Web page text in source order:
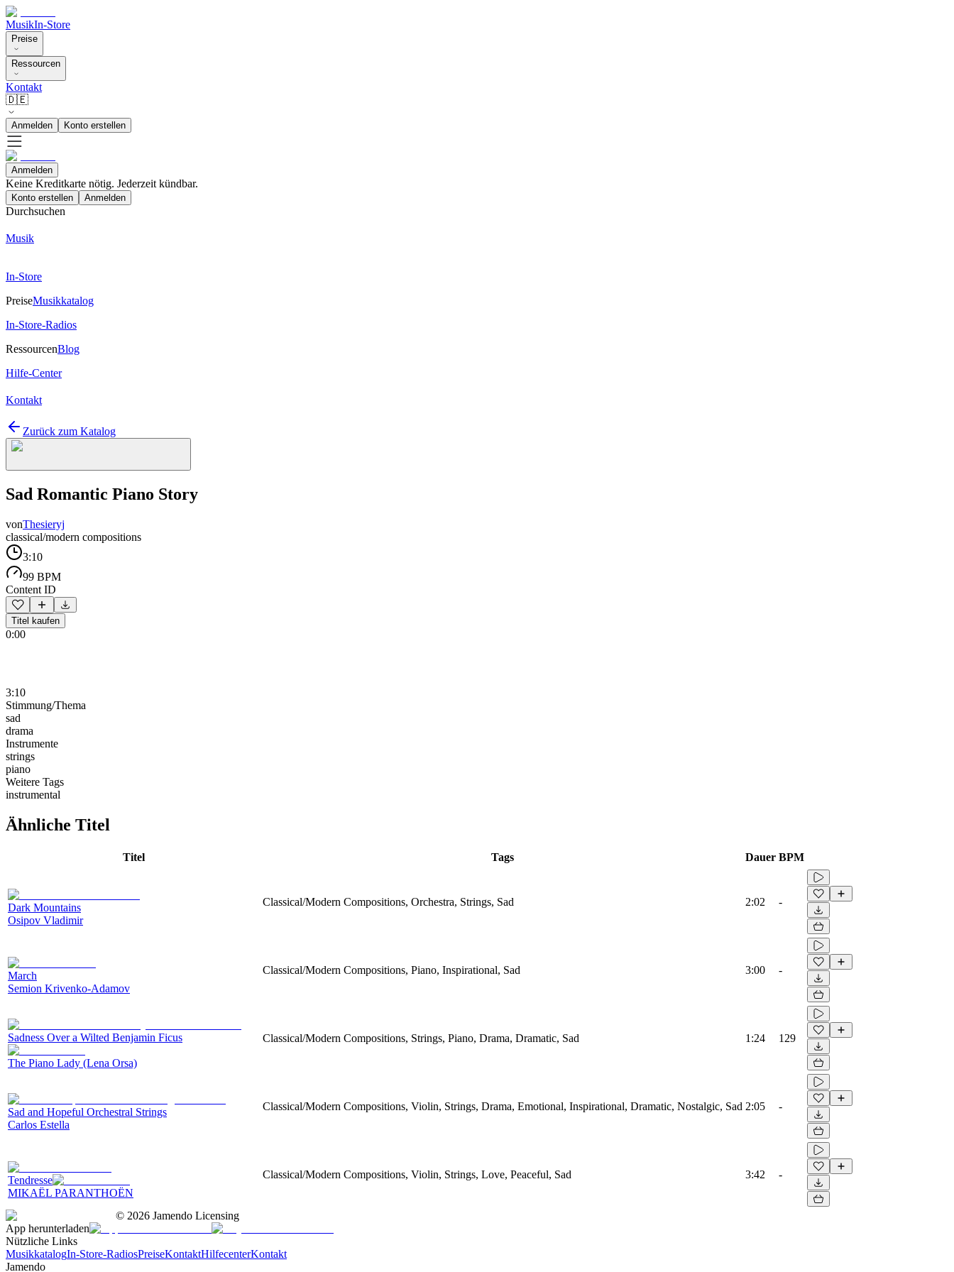
MusikIn-Store
Preise
Ressourcen
Kontakt
🇩🇪
Anmelden Konto erstellen
Anmelden
Keine Kreditkarte nötig. Jederzeit kündbar.
Konto erstellen Anmelden
Durchsuchen
Musik
In-Store
PreiseMusikkatalog
In-Store-Radios
RessourcenBlog
Hilfe-Center
Kontakt
Zurück zum Katalog
Sad Romantic Piano Story
vonThesieryj
classical/modern compositions
3:10
99 BPM
Content ID
Titel kaufen
0:00
3:10
Stimmung/Thema
sad
drama
Instrumente
strings
piano
Weitere Tags
instrumental
Ähnliche Titel
Titel Tags Dauer BPM
Dark Mountains
Osipov Vladimir
Classical/Modern Compositions, Orchestra, Strings, Sad 2:02 -
March
Semion Krivenko-Adamov
Classical/Modern Compositions, Piano, Inspirational, Sad 3:00 -
Sadness Over a Wilted Benjamin Ficus
The Piano Lady (Lena Orsa)
Classical/Modern Compositions, Strings, Piano, Drama, Dramatic, Sad 1:24 129
Sad and Hopeful Orchestral Strings
Carlos Estella
Classical/Modern Compositions, Violin, Strings, Drama, Emotional, Inspirational, Dramatic, Nostalgic, Sad 2:05 -
Tendresse
MIKAËL PARANTHOËN
Classical/Modern Compositions, Violin, Strings, Love, Peaceful, Sad 3:42 -
© 2026 Jamendo Licensing
App herunterladen
Nützliche Links
MusikkatalogIn-Store-RadiosPreiseKontaktHilfecenterKontakt
Jamendo